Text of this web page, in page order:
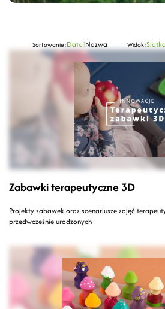
Sortowanie:Data|Nazwa Widok:Siatka
Zabawki terapeutyczne 3D
Projekty zabawek oraz scenariusze zajęć
przedwcześnie urodzonych